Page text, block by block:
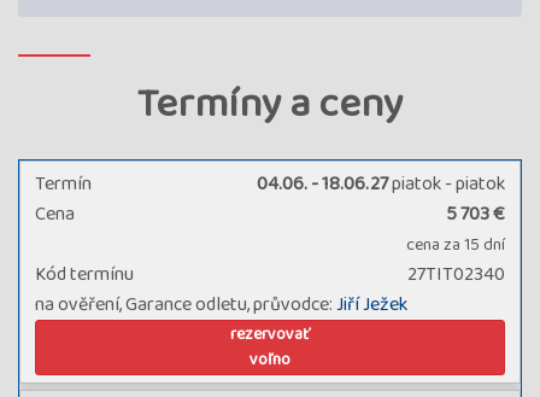
Termíny a ceny
Termín 04.06. - 18.06.27piatok - piatok
na ověření, Garance odletu, průvodce:Jiří Ježek
Kód termínu 27TIT02340
Cena 5 703 €
cena za 15 dní
rezervovať
voľno